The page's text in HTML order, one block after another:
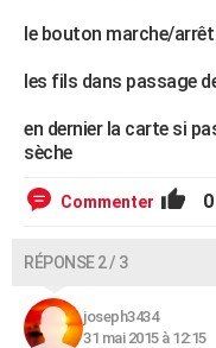
le bouton marche/arrêt
les fils dans passage
en dernier la carte si
sèche
Commenter 0
RÉPONSE 2 / 3
joseph3434
31 mai 2015 à 12:15